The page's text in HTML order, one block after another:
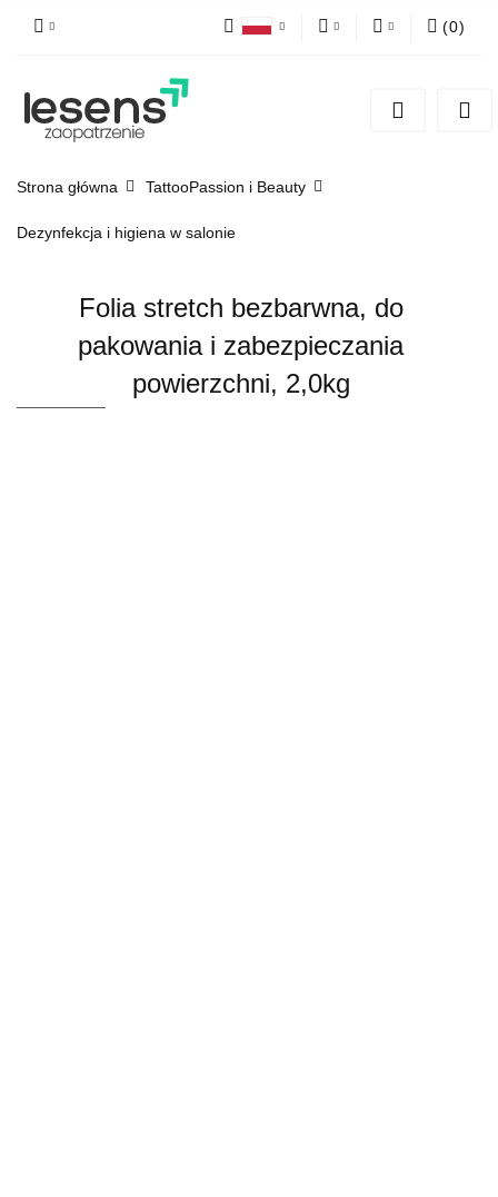
Zarejestruj się
(0)
Strona główna TattooPassion i Beauty
Dezynfekcja i higiena w salonie
Folia stretch bezbarwna, do
pakowania i zabezpieczania
powierzchni, 2,0kg